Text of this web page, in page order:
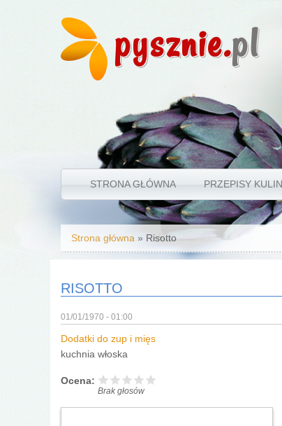
pysznie.pl
STRONA GŁÓWNA PRZEPISY
Jesteś tutaj
Strona główna » Risotto
RISOTTO
01/01/1970 - 01:00
Dodatki do zup i mięs
kuchnia włoska
Ocena:
Brak głosów